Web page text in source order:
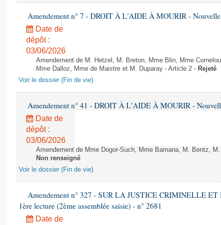
Amendement n° 7 - DROIT À L'AIDE À MOURIR -
Date de
dépôt :
03/06/2026
Amendement de M. Hetzel, M. Breton, Mme Blin, Mme
Mme Dalloz, Mme de Maistre et M. Duparay - Article 2 - Rejeté
Voir le dossier (Fin de vie)
Amendement n° 41 - DROIT À L'AIDE À MOURIR -
Date de
dépôt :
03/06/2026
Amendement de Mme Dogor-Such, Mme Bamana, M. Bentz,
Non renseigné
Voir le dossier (Fin de vie)
Amendement n° 327 - SUR LA JUSTICE CRIMINELLE
1ère lecture (2ème assemblée saisie) - n° 2681
Date de